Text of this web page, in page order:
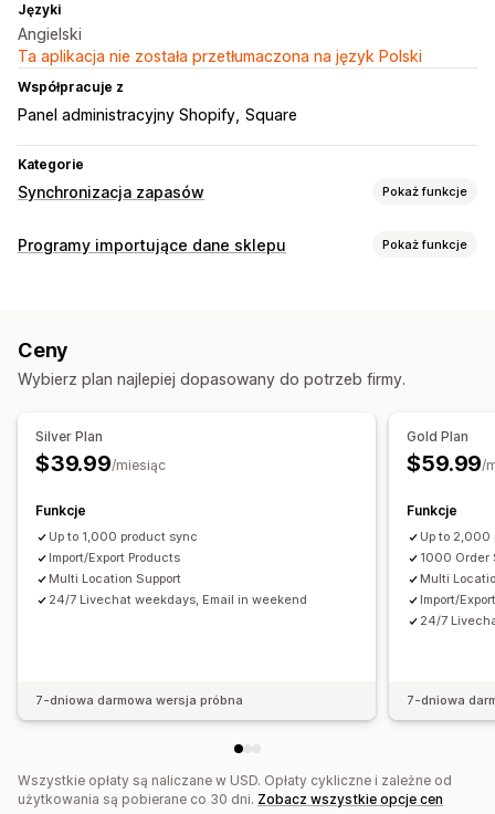
Języki
Angielski
Ta aplikacja nie została przetłumaczona na język Polski
Współpracuje z
Panel administracyjny Shopify Square
Kategorie
Synchronizacja zapasów Pokaż funkcje
Typ synchronizacji
Powiadomienia i raporty
Alerty e-mail
Szczegółowe dzienniki
Programy importujące dane sklepu Pokaż funkcje
Synchronizacja zamówień
Synchronizacja produktu Synchronizacja dwukierunkowa
Zaplanowana synchronizacja
Eksport zbiorczy
Aktualizacje zbiorcze
Kolekcje
Klienci Zapasy
Ceny
Wybierz plan najlepiej dopasowany do potrzeb firmy.
Silver Plan
$39.99/miesiąc
Funkcje
Up to 1,000 product sync
Import/Export Products
Multi Location Support
24/7 Livechat weekdays, Email in weekend
7-dniowa darmowa wersja próbna
Gold Plan
$59.99/
Funkcje
Up to 2,000
1000 Order
Multi
Import/
24/7
7-dniowa
Wszystkie opłaty są naliczane w USD. Opłaty cykliczne i zależne od
użytkowania są pobierane co 30 dni. Zobacz wszystkie opcje cen